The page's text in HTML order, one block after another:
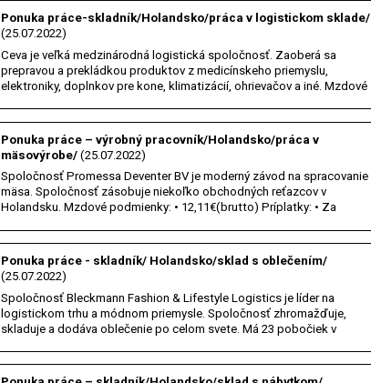
Ponuka práce-skladník/Holandsko/práca v logistickom sklade/
(25.07.2022)
Ceva je veľká medzinárodná logistická spoločnosť. Zaoberá sa
prepravou a prekládkou produktov z medicínskeho priemyslu,
elektroniky, doplnkov pre kone, klimatizácií, ohrievačov a iné. Mzdové
Ponuka práce – výrobný pracovník/Holandsko/práca v
mäsovýrobe/ (25.07.2022)
Spoločnosť Promessa Deventer BV je moderný závod na spracovanie
mäsa. Spoločnosť zásobuje niekoľko obchodných reťazcov v
Holandsku. Mzdové podmienky: • 12,11€(brutto) Príplatky: • Za
Ponuka práce - skladník/ Holandsko/sklad s oblečením/
(25.07.2022)
Spoločnosť Bleckmann Fashion & Lifestyle Logistics je líder na
logistickom trhu a módnom priemysle. Spoločnosť zhromažďuje,
skladuje a dodáva oblečenie po celom svete. Má 23 pobočiek v